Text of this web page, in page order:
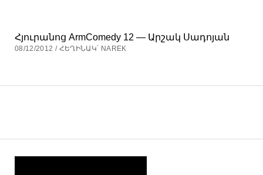
Հյուրանոց ArmComedy 12 — Արշակ Սադոյան
08/12/2012 / ՀԵՂԻՆԱԿ՝ NAREK